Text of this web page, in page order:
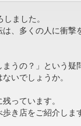
ました。
、多くの人に衝撃
うの？」という疑
いでしょうか。
っています。
き店をご紹介しま